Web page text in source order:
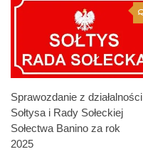
Sprawozdanie z działalności
Sołtysa i Rady Sołeckiej
Sołectwa Banino za rok
2025